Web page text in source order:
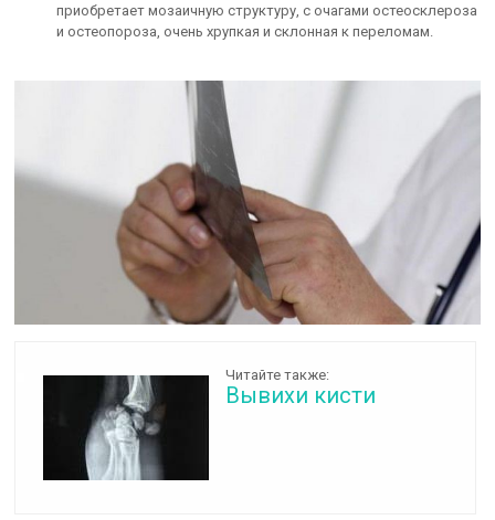
приобретает мозаичную структуру, с очагами остеосклероза
и остеопороза, очень хрупкая и склонная к переломам.
Читайте также:
Вывихи кисти